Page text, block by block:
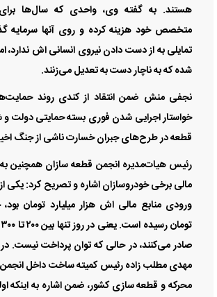
هستند. به گفته وی، واحدی که سال‌ها
متخصص خود هزینه کرده و روی آنها سرمایه
تمایلی به از دست دادن نیروی انسانی اش ندارد،
شده که به ناچار دست به تعدیل می‌زنند.
نجفی منش ضمن انتقاد از کندی روند
خواستار اجرایی شدن فوری بسته حمایتی دولت
قطعه در طرح‌های جبران خسارت ناشی از جنگ
رئیس هیات‌مدیره انجمن قطعه سازان همچنین
مالی برخی خودروسازان اشاره و تصریح کرد: یکی
صادر می‌کنند، در حالی که توان پرداخت نیست.
مهدی مطلب زاده رئیس کمیته ساخت داخل
محرکه و قطعه سازی کشور، ضمن اشاره به اینکه